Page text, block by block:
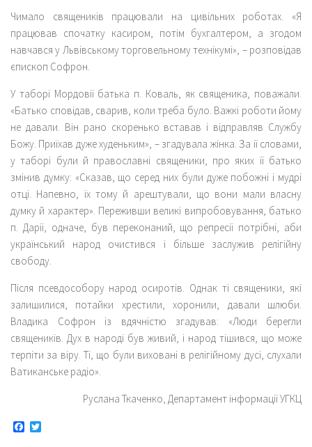
Чимало священиків працювали на цивільних роботах. «Я
працював спочатку касиром, потім бухгалтером, а згодом
навчався у Львівському торговельному технікумі», – розповідав
єпископ Софрон.
У таборі Мордовії батька п. Коваль, як священика, поважали.
«Батько сповідав, сварив, коли треба було. Важкі роботи йому
не давали. Він рано скоренько вставав і відправляв Службу
Божу. Приїхав дуже худеньким», – згадувала жінка. За її словами,
у таборі були й православні священики, про яких її батько
змінив думку: «Сказав, що серед них були дуже побожні і мудрі
отці. Напевно, їх тому й арештували, що вони мали власну
думку й характер». Переживши великі випробовування, батько
п. Дарії, одначе, був переконаний, що репресії потрібні, аби
український народ очистився і більше заслужив релігійну
свободу.
Після псевдособору народ осиротів. Однак ті священики, які
залишилися, потайки хрестили, хоронили, давали шлюби.
Владика Софрон із вдячністю згадував: «Люди берегли
священиків. Дух в народі був живий, і народ тішився, що може
терпіти за віру. Ті, що були виховані в релігійному дусі, слухали
Ватиканське радіо».
Руслана Ткаченко, Департамент інформації УГКЦ
Facebook